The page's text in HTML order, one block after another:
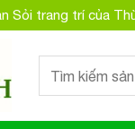
Sỏi trang trí của
Search